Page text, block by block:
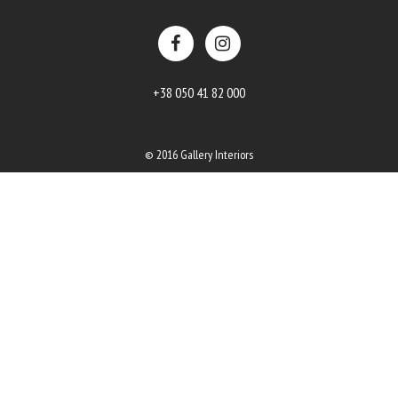
+38 050 41 82 000
© 2016 Gallery Interiors